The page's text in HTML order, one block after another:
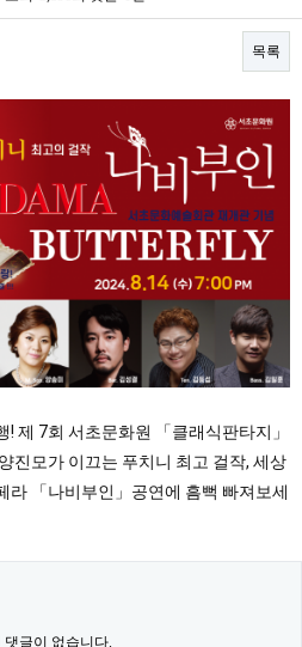
목록
제 7회 서초문화원 「클래식판타지」
진모가 이끄는 푸치니 최고 걸작, 세상
라 「나비부인」공연에 흠뻑 빠져보세
댓글이 없습니다.